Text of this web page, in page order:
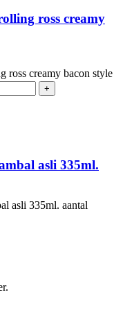
ross creamy
ross creamy bacon style
+
asli 335ml.
asli 335ml. aantal